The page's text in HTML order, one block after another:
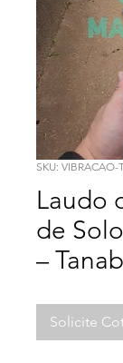
SKU: VIBRACAO-
Laudo
de
–
Solicite